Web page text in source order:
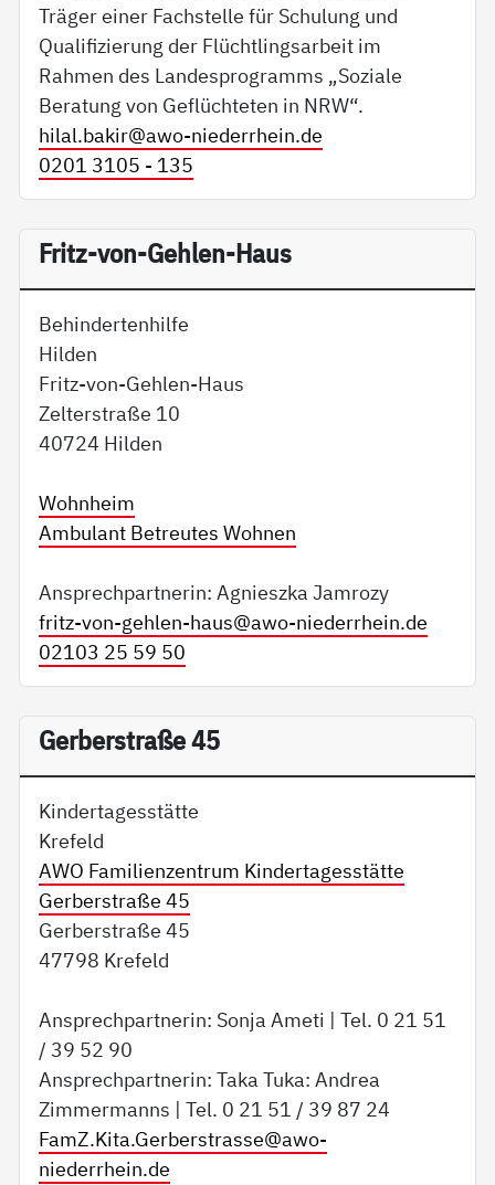
Träger einer Fachstelle für Schulung und
Qualifizierung der Flüchtlingsarbeit im
Rahmen des Landesprogramms „Soziale
Beratung von Geflüchteten in NRW“.
hilal.bakir@awo-niederrhein.de
0201 3105 - 135
Fritz-von-Gehlen-Haus
Behindertenhilfe
Hilden
Fritz-von-Gehlen-Haus
Zelterstraße 10
40724 Hilden
Wohnheim
Ambulant Betreutes Wohnen
Ansprechpartnerin: Agnieszka Jamrozy
fritz-von-gehlen-haus@awo-niederrhein.de
02103 25 59 50
Gerberstraße 45
Kindertagesstätte
Krefeld
AWO Familienzentrum Kindertagesstätte
Gerberstraße 45
Gerberstraße 45
47798 Krefeld
Ansprechpartnerin: Sonja Ameti | Tel. 0 21 51
/ 39 52 90
Ansprechpartnerin: Taka Tuka: Andrea
Zimmermanns | Tel. 0 21 51 / 39 87 24
FamZ.Kita.Gerberstrasse@awo-
niederrhein.de